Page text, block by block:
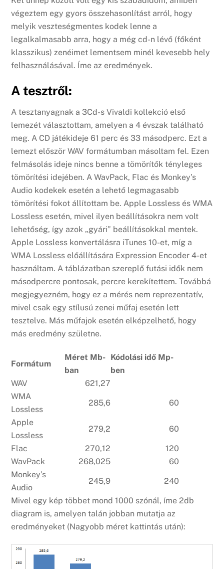
végeztem egy gyors összehasonlítást arról, hogy
melyik veszteségmentes kodek lenne a
legalkalmasabb arra, hogy a még cd-n lévő (főként
klasszikus) zenéimet lementsem minél kevesebb hely
felhasználásával. Íme az eredmények.
A tesztről:
A tesztanyagnak a 3Cd-s Vivaldi kollekció első
lemezét választottam, amelyen a 4 évszak található
meg. A CD játékideje 61 perc és 33 másodperc. Ezt a
lemezt először WAV formátumban másoltam fel. Ezen
felmásolás ideje nincs benne a tömörítők tényleges
tömörítési idejében. A WavPack, Flac és Monkey’s
Audio kodekek esetén a lehető legmagasabb
tömörítési fokot állítottam be. Apple Lossless és WMA
Lossless esetén, mivel ilyen beállításokra nem volt
lehetőség, így azok „gyári” beállításokkal mentek.
Apple Lossless konvertálásra iTunes 10-et, míg a
WMA Lossless előállítására Expression Encoder 4-et
használtam. A táblázatban szereplő futási idők nem
másodpercre pontosak, percre kerekítettem. Továbbá
megjegyezném, hogy ez a mérés nem reprezentatív,
mivel csak egy stílusú zenei műfaj esetén lett
tesztelve. Más műfajok esetén elképzelhető, hogy
más eredmény születne.
Formátum
Méret Mb-
ban
Kódolási idő Mp-
ben
WAV
621,27
WMA
Lossless
285,6 60
Apple
Lossless
279,2 60
Flac 270,12
120
WavPack
268,025
60
Monkey’s
Audio
245,9 240
Mivel egy kép többet mond 1000 szónál, íme 2db
diagram is, amelyen talán jobban mutatja az
eredményeket (Nagyobb méret kattintás után):